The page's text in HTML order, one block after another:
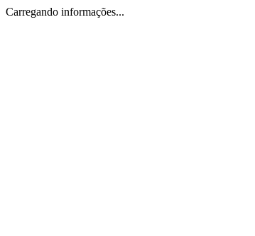
Carregando informações...